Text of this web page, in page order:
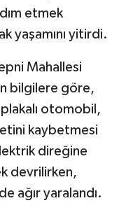
etmek
yaşamını yitirdi.
Mahallesi
bilgilere göre,
otomobil,
kaybetmesi
direğine
devrilirken,
ağır yaralandı.